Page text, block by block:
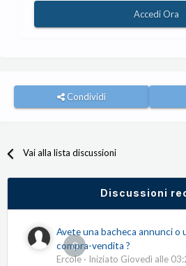
Accedi Ora
Condividi
Vai alla lista discussioni
Discussioni
0
Avete una bacheca annunci o
compra-vendita ?
Ercole · Iniziato Giovedì alle